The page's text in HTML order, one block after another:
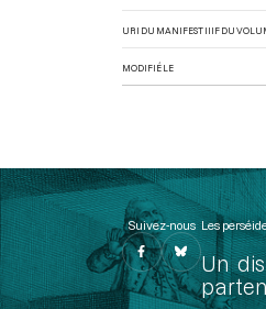
URI DU MANIFEST IIIF DU
MODIFIÉ LE
Suivez-nous Les
Un